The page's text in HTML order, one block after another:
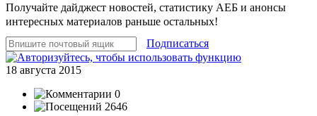
Получайте дайджест новостей, статистику АЕБ и анонсы
интересных материалов раньше остальных!
Подписаться
18 августа 2015
0
2646